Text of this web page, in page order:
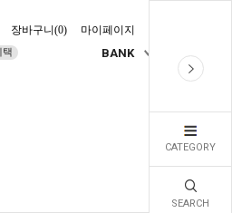
CATEGORY
SEARCH
택
장바구니(0) 마이페이지
BANK